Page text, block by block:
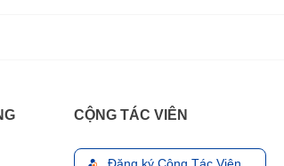
CỘNG TÁC VIÊN